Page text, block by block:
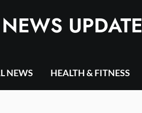
UPDATE
NEWS HEALTH & FITNESS